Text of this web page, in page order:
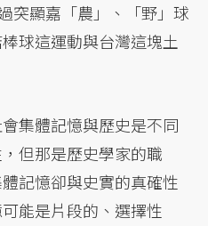
突顯嘉「農」、「野」球
球這運動與台灣這塊土
集體記憶與歷史是不同
但那是歷史學家的職
記憶卻與史實的真確性
能是片段的、選擇性